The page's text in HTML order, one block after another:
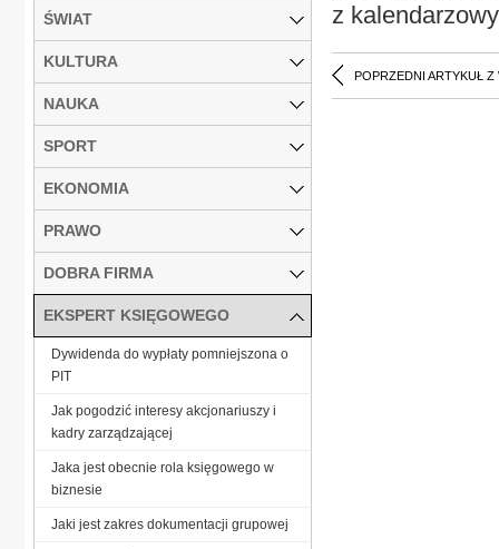
z
POPRZEDNI ARTYKUŁ Z
ŚWIAT
KULTURA
NAUKA
SPORT
EKONOMIA
PRAWO
DOBRA FIRMA
EKSPERT KSIĘGOWEGO
Dywidenda do wypłaty pomniejszona o
PIT
Jak pogodzić interesy akcjonariuszy i
kadry zarządzającej
Jaka jest obecnie rola księgowego w
biznesie
Jaki jest zakres dokumentacji grupowej